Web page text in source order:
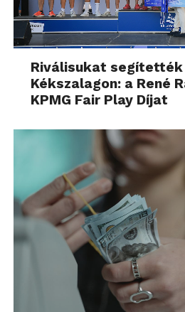
Riválisukat segítették
Kékszalagon: a René
KPMG Fair Play Díjat